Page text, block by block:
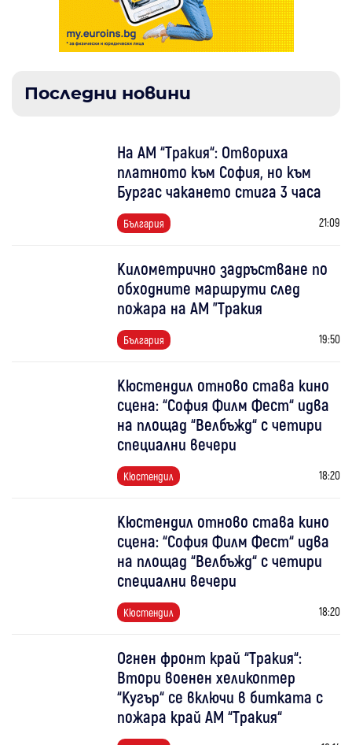
Последни новини
На АМ “Тракия“: Отвориха
платното към София, но към
Бургас чакането стига 3 часа
България 21:09
Километрично задръстване по
обходните маршрути след
пожара на АМ "Тракия
България 19:50
Кюстендил отново става кино
сцена: “София Филм Фест“ идва
на площад “Велбъжд“ с четири
специални вечери
Кюстендил 18:20
Кюстендил отново става кино
сцена: “София Филм Фест“ идва
на площад “Велбъжд“ с четири
специални вечери
Кюстендил 18:20
Огнен фронт край “Тракия“:
Втори военен хеликоптер
“Кугър“ се включи в битката с
пожара край АМ “Тракия“